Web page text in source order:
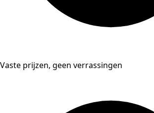
Vaste prijzen, geen verrassingen